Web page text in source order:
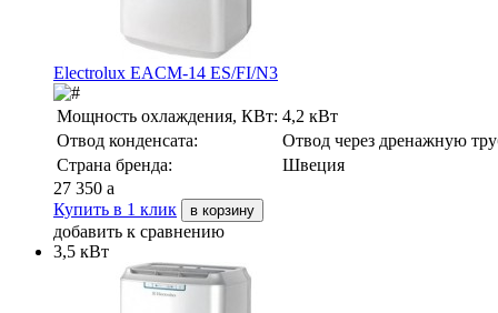
Electrolux EACM-14 ES/FI/N3
Мощность охлаждения, КВт: 4,2 кВт
Отвод конденсата:
Отвод через дренажную
Страна бренда:
Швеция
27 350 a
Купить в 1 клик
в корзину
добавить к сравнению
3,5 кВт